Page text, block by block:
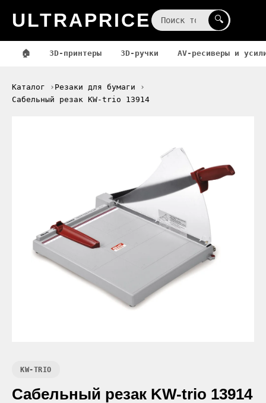
ULTRAPRICE 🔍
🏠 3D-принтеры 3D-ручки AV-ресиверы и
Каталог
Резаки для бумаги
Сабельный резак KW-trio 13914
KW-TRIO
Сабельный резак KW-trio 13914